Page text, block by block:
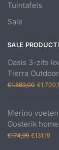
Tuintafels
Sale
SALE
Oasis 3-zits
Tierra
€1.889,00 €
Merino
Oosterik home
€174,99 €131,19